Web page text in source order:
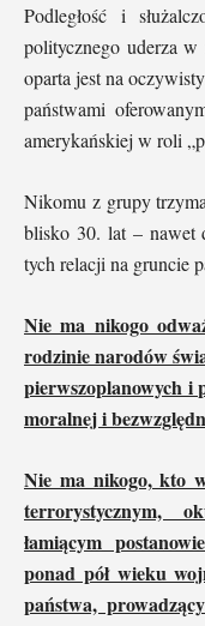
Podległość i
politycznego uderza w
oparta jest na
państwami
amerykańskiej w roli
Nikomu z grupy
blisko 30. lat – nawet
tych relacji na gruncie
Nie ma nikogo
rodzinie narodów
pierwszoplanowych i
moralnej i
Nie ma nikogo, kto
terrorystycznym,
łamiącym
ponad pół wieku
państwa,